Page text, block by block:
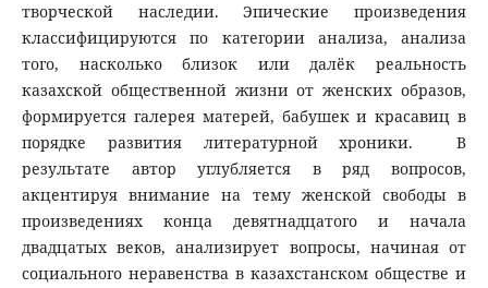
творческой наследии. Эпические произведения
классифицируются по категории анализа, анализа
того, насколько близок или далёк реальность
казахской общественной жизни от женских образов,
формируется галерея матерей, бабушек и красавиц в
порядке развития литературной хроники. В
результате автор углубляется в ряд вопросов,
акцентируя внимание на тему женской свободы в
произведениях конца девятнадцатого и начала
двадцатых веков, анализирует вопросы, начиная от
социального неравенства в казахстанском обществе и